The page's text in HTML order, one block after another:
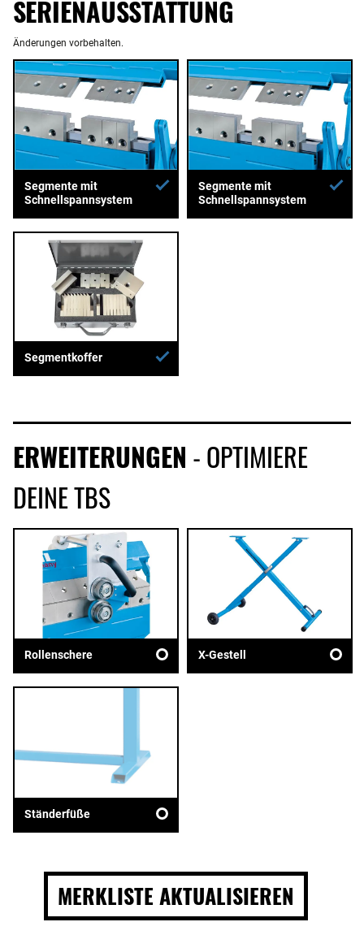
SERIENAUSSTATTUNG
Änderungen vorbehalten.
Segmente mit
Schnellspannsystem
Segmente mit
Schnellspannsystem
Segmentkoffer
ERWEITERUNGEN - OPTIMIERE
DEINE TBS
Rollenschere X-Gestell
Ständerfüße
MERKLISTE AKTUALISIEREN